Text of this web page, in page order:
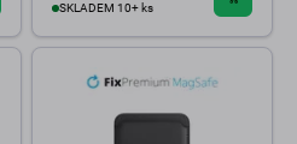
SKLADEM 10+ ks